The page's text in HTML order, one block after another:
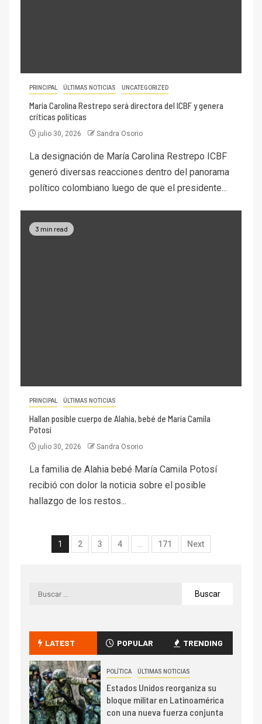
PRINCIPAL ÚLTIMAS NOTICIAS UNCATEGORIZED
María Carolina Restrepo será directora del ICBF y genera
críticas políticas
julio 30, 2026 Sandra Osorio
La designación de María Carolina Restrepo ICBF
generó diversas reacciones dentro del panorama
político colombiano luego de que el presidente...
3 min read
PRINCIPAL ÚLTIMAS NOTICIAS
Hallan posible cuerpo de Alahia, bebé de María Camila
Potosí
julio 30, 2026 Sandra Osorio
La familia de Alahia bebé María Camila Potosí
recibió con dolor la noticia sobre el posible
hallazgo de los restos...
1 2 3 4 … 171 Next
LATEST POPULAR TRENDING
POLÍTICA ÚLTIMAS NOTICIAS
Estados Unidos reorganiza su
bloque militar en Latinoamérica
con una nueva fuerza conjunta